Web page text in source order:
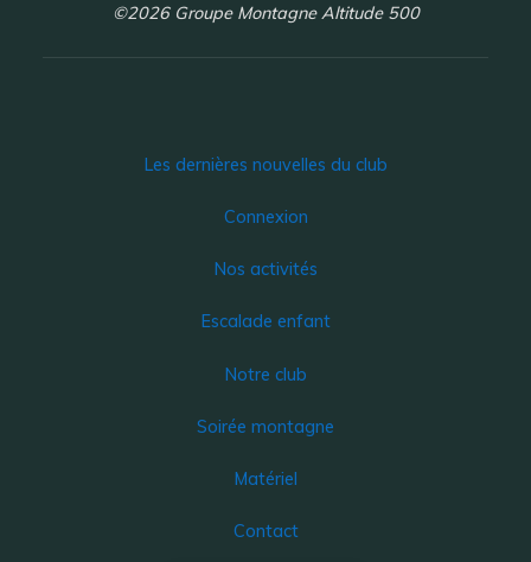
©2026 Groupe Montagne Altitude 500
Les dernières nouvelles du club
Connexion
Nos activités
Escalade enfant
Notre club
Soirée montagne
Matériel
Contact